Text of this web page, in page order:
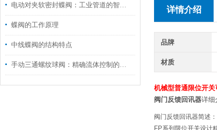
详情介绍
品牌
材质
机械型普通限位开
阀门反馈回讯器详细
阀门反馈回讯器简述：
FP系列限位开关设计
电动对夹软密封蝶阀：工业管道的智慧守护者
蝶阀的工作原理​
中线蝶阀的结构特点
手动三通螺纹球阀：精确流体控制的理想选择